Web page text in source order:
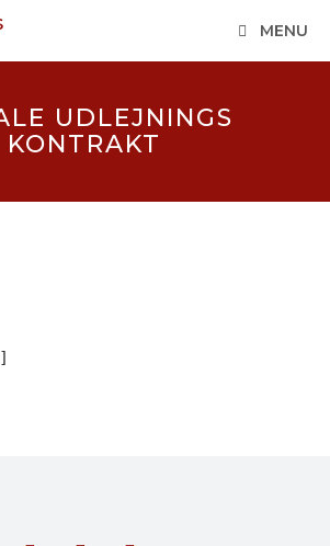
MENU
UDLEJNINGS
KONTRAKT